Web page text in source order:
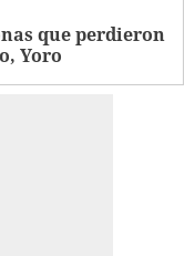
que perdieron
Yoro